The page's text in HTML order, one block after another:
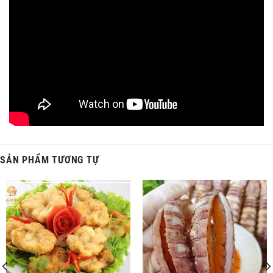
hiện nay. Mặt khác cửa hàng có chính sách mua hàng, hỗ trợ
khách hàng chu đáo tạo lòng tin tuyệt đối đối với khách hàng.
Free ship nội thành Hà Nội từ 2 kg trở lên
SẢN PHẨM TƯƠNG TỰ